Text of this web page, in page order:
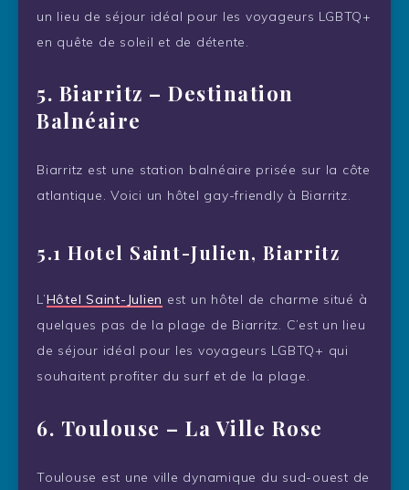
un lieu de séjour idéal pour les voyageurs LGBTQ+
en quête de soleil et de détente.
5. Biarritz – Destination
Balnéaire
Biarritz est une station balnéaire prisée sur la côte
atlantique. Voici un hôtel gay-friendly à Biarritz.
5.1 Hotel Saint-Julien, Biarritz
L’Hôtel Saint-Julien est un hôtel de charme situé à
quelques pas de la plage de Biarritz. C’est un lieu
de séjour idéal pour les voyageurs LGBTQ+ qui
souhaitent profiter du surf et de la plage.
6. Toulouse – La Ville Rose
Toulouse est une ville dynamique du sud-ouest de